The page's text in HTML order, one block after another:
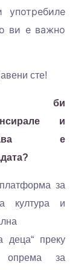
ви е важно
сте!
би
и
е
за
култура и
деца“ преку
опрема за